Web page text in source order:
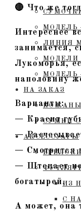
МОДЕЛЬ
ЛИНИЯ
МОДЕЛИ
МОДЕЛЬ
НА ЗАКАЗ
СУМКИ
АКСЕССУАРЫ
ИЗ
С
🔴 Что же
Интереснее
занимается,
Лукоморья,
наполовину
Варианты:
— Красит
—
— Смотрится
— Штопает
богатырей.
А может, она